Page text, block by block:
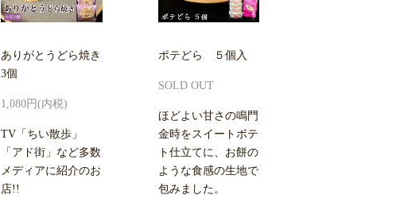
ありがとうどら焼き
3個
1,080円(内税)
TV「ちい散歩」
「アド街」など多数
メディアに紹介のお
店!!
ポテどら ５個入
SOLD OUT
ほどよい甘さの鳴門
金時をスイートポテ
ト仕立てに、お餅の
ような食感の生地で
包みました。